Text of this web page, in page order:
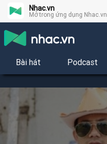
Nhac.vn
Mở trong ứng dụng Nhac.vn
Bài hát Podcast